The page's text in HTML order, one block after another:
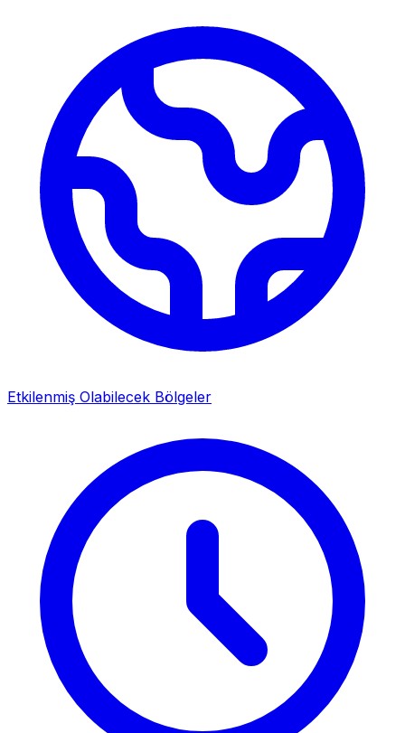
Etkilenmiş Olabilecek Bölgeler